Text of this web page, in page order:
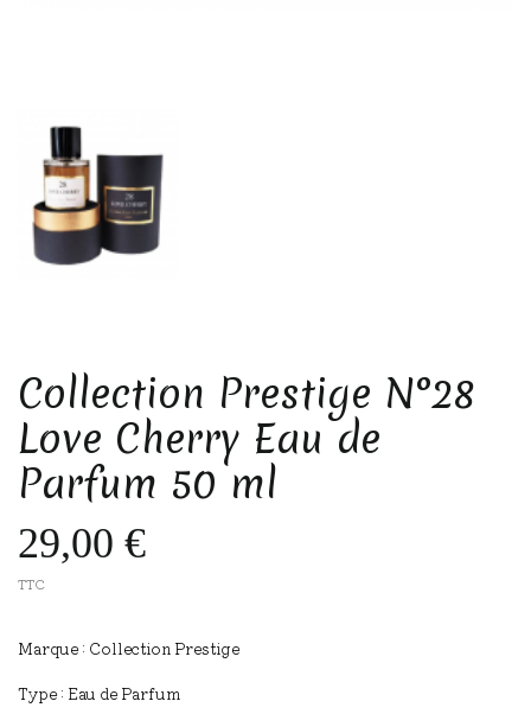
Collection Prestige N°28
Love Cherry Eau de
Parfum 50 ml
29,00 €
TTC
Marque : Collection Prestige​
Type : Eau de Parfum​